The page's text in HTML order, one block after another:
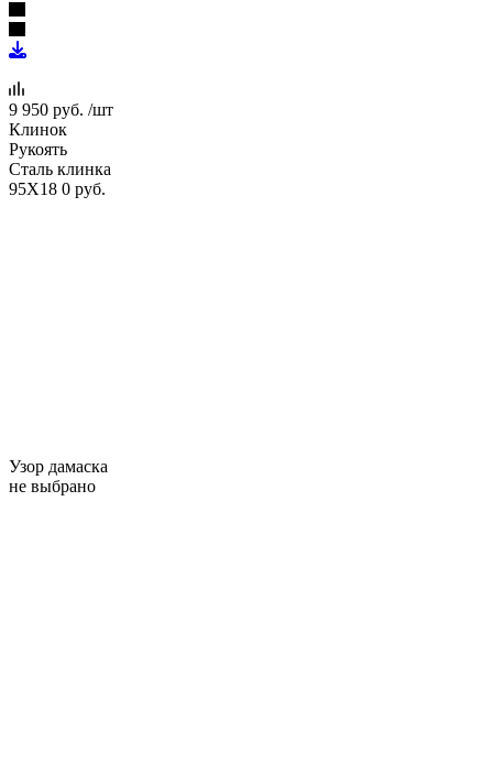
9 950 руб. /шт
Клинок
Рукоять
Сталь клинка
95Х18 0 руб.
Узор дамаска
не выбрано